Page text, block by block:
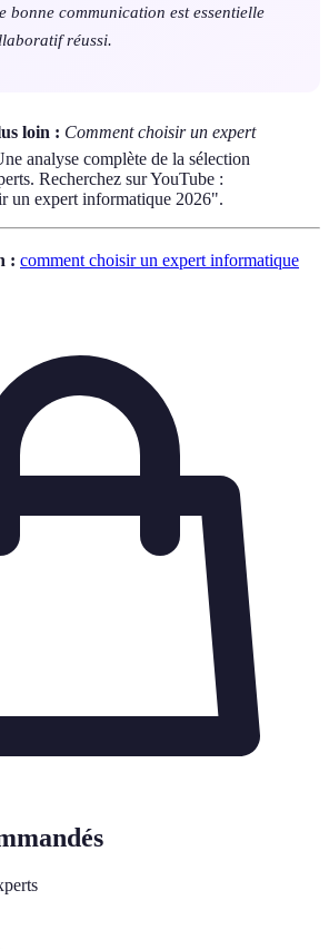
bonne communication est essentielle
réussi.
loin : Comment choisir un expert
analyse complète de la sélection
Recherchez sur YouTube :
un expert informatique 2026".
: comment choisir un expert informatique